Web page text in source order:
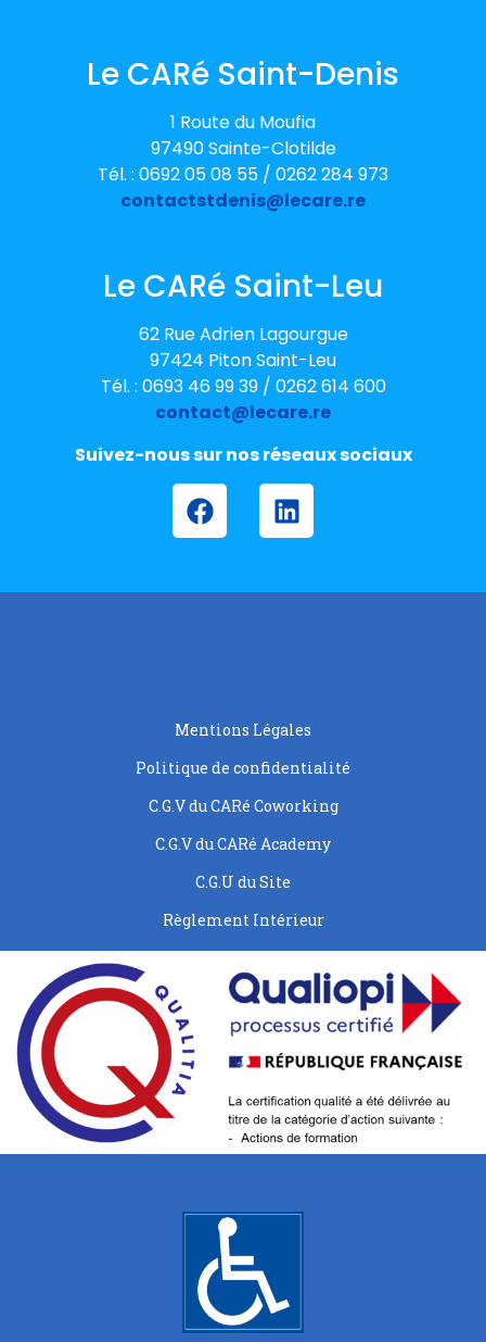
Le CARé Saint-Denis
1 Route du Moufia
97490 Sainte-Clotilde
Tél. : 0692 05 08 55 / 0262 284 973
contactstdenis@lecare.re
Le CARé Saint-Leu
62 Rue Adrien Lagourgue
97424 Piton Saint-Leu
Tél. : 0693 46 99 39 / 0262 614 600
contact@lecare.re
Suivez-nous sur nos réseaux sociaux
Mentions Légales
Politique de confidentialité
C.G.V du CARé Coworking
C.G.V du CARé Academy
C.G.U du Site
Règlement Intérieur